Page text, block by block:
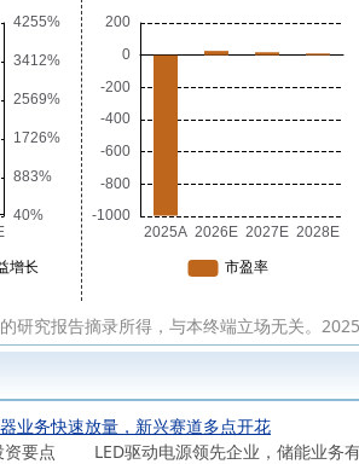
研究报告摘录所得，与本终端立场无关。
业务快速放量，新兴赛道多点开花
LED驱动电源领先企业，储能业务有